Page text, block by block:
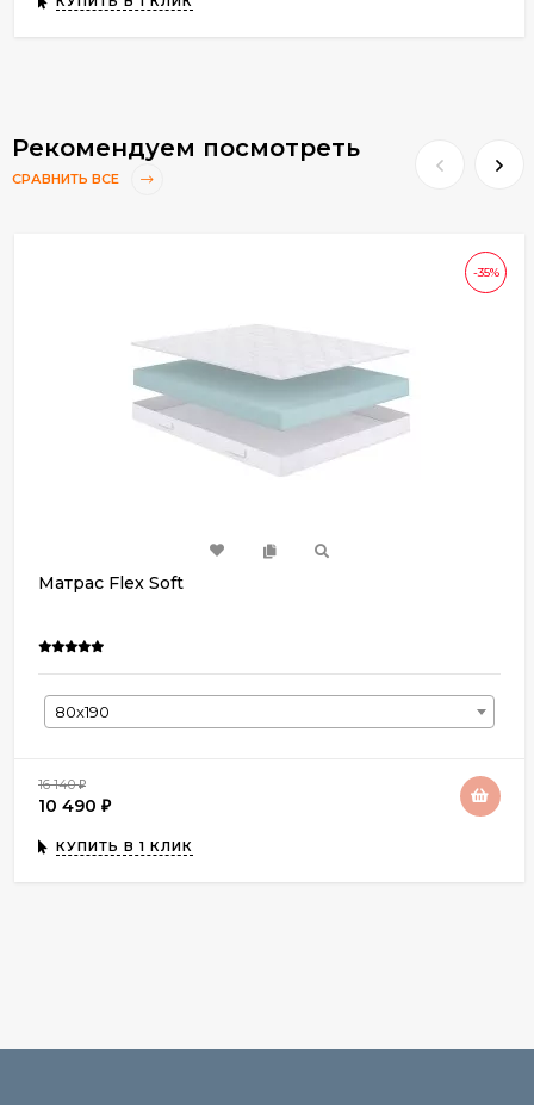
Рекомендуем посмотреть
СРАВНИТЬ ВСЕ
-35%
Матрас Flex Soft
80х190
16 140₽
10 490 ₽
КУПИТЬ В 1 КЛИК